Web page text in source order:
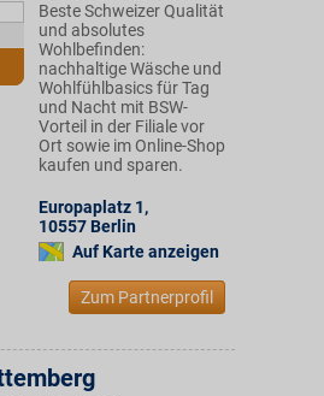
Beste Schweizer Qualität
und absolutes
Wohlbefinden:
nachhaltige Wäsche und
Wohlfühlbasics für Tag
und Nacht mit BSW-
Vorteil in der Filiale vor
Ort sowie im Online-Shop
kaufen und sparen.
Europaplatz 1,
10557 Berlin
Auf Karte anzeigen
Zum Partnerprofil